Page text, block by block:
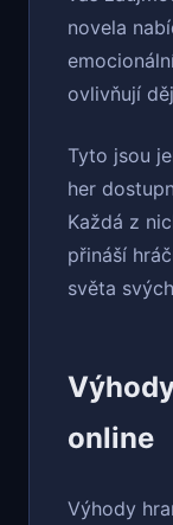
novela
ovlivňují
Tyto jsou
her
Každá z
přináší
světa
online
Výhody